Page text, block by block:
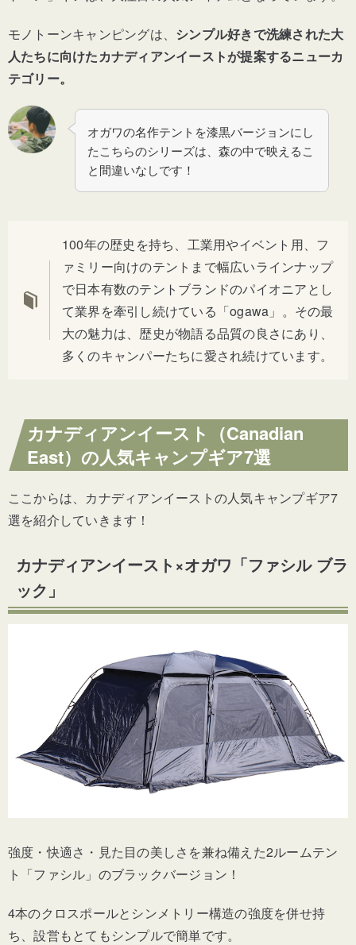
モノトーンキャンピングは、 シンプル好きで洗練された大
人たちに向けたカナディアンイーストが提案するニューカ
テゴリー。
オガワの名作テントを漆黒バージョンにし
たこちらのシリーズは、森の中で映えるこ
と間違いなしです！
100年の歴史を持ち、工業用やイベント用、フ
ァミリー向けのテントまで幅広いラインナップ
で日本有数のテントブランドのパイオニアとし
て業界を牽引し続けている「ogawa」。その最
大の魅力は、歴史が物語る品質の良さにあり、
多くのキャンパーたちに愛され続けています。
カナディアンイースト（Canadian
East）の人気キャンプギア7選
ここからは、カナディアンイーストの人気キャンプギア7
選を紹介していきます！
カナディアンイースト×オガワ「ファシル ブラ
ック」
強度・快適さ・見た目の美しさを兼ね備えた2ルームテン
ト「ファシル」のブラックバージョン！
4本のクロスポールとシンメトリー構造の強度を併せ持
ち、設営もとてもシンプルで簡単です。